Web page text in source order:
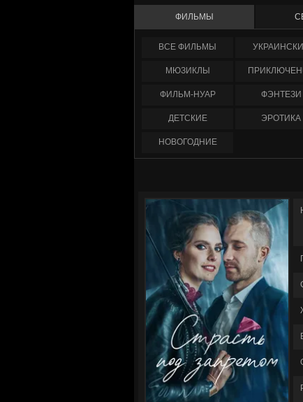
ФИЛЬМЫ
ФИЛЬМЫ
МЮЗИКЛЫ
ФИЛЬМ-НУАР ФЭНТЕЗИ
ДЕТСКИЕ ЭРОТИКА
НОВОГОДНИЕ